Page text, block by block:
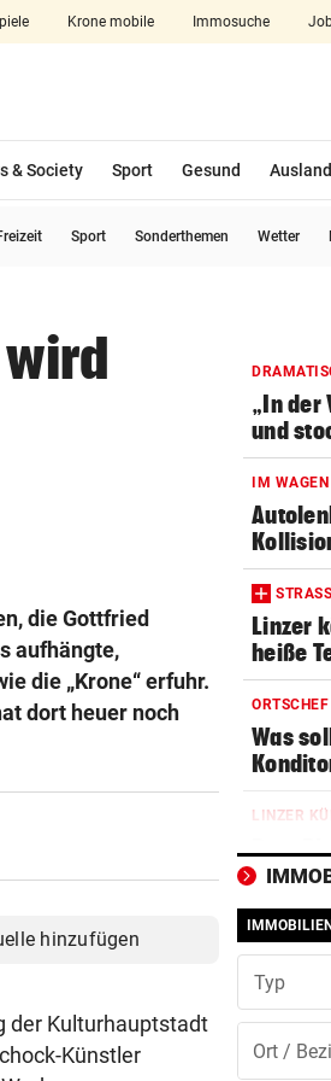
Krone mobile Immosuche
aufklappen
& Society Sport Gesund Ausland
Sport Sonderthemen Wetter
die Gottfried
aufhängte,
die „Krone“ erfuhr.
dort heuer noch
hinzufügen
der Kulturhauptstadt
Künstler
„In der
und
IM
Linzer
heiße
Was
LINZER
Dem
MOTTO
Den
IMMOBILIEN
Typ